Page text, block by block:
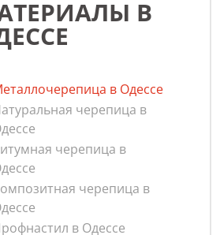
В
в Одессе
черепица в
черепица в
черепица в
в Одессе